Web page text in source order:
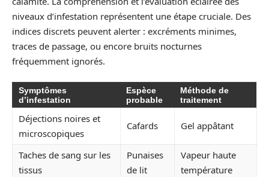
niveaux d’infestation représentent une étape cruciale. Des
indices discrets peuvent alerter : excréments minimes,
traces de passage, ou encore bruits nocturnes
fréquemment ignorés.
Symptômes
d’infestation
Espèce
probable
Méthode de
traitement
Déjections noires et
microscopiques
Cafards Gel appâtant
Taches de sang sur les
tissus
Punaises
de lit
Vapeur haute
température